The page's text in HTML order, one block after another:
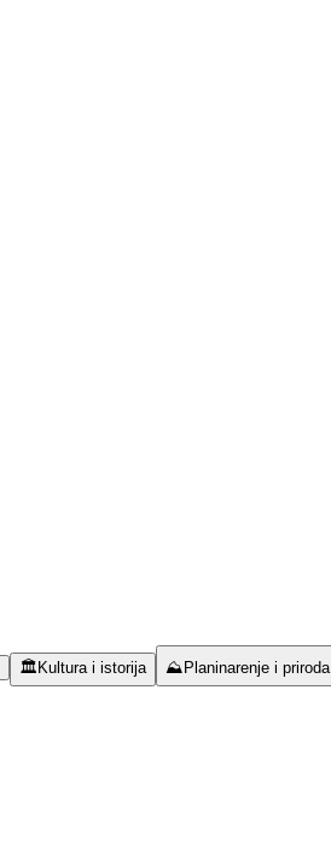
🏛️ Kultura i istorija ⛰️ Planinarenje i priroda